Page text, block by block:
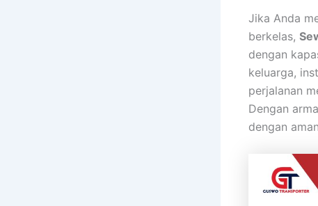
Jika Anda
berkelas,
dengan
keluarga,
perjalanan
Dengan
dengan